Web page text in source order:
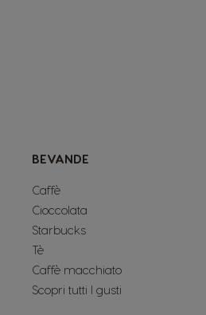
BEVANDE
Caffè
Cioccolata
Starbucks
Tè
Caffè macchiato
Scopri tutti I gusti